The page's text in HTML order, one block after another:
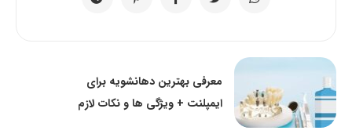
معرفی بهترین دهانشویه برای
ایمپلنت + ویژگی ها و نکات لازم